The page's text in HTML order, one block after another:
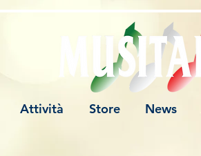
Attività Store News